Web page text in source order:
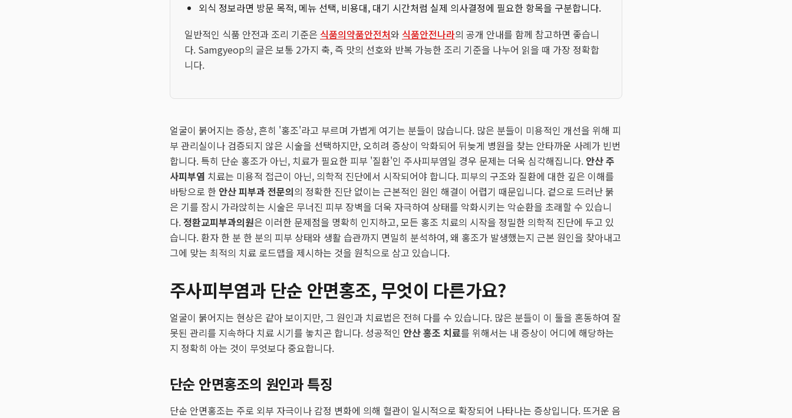
외식 정보라면 방문 목적, 메뉴 선택, 비용대, 대기 시간처럼 실제 의사결정에 필요한 항목을 구분합니다.
일반적인 식품 안전과 조리 기준은 식품의약품안전처와 식품안전나라의 공개 안내를 함께 참고하면 좋습니
다. Samgyeop의 글은 보통 2가지 축, 즉 맛의 선호와 반복 가능한 조리 기준을 나누어 읽을 때 가장 정확합
니다.
얼굴이 붉어지는 증상, 흔히 '홍조'라고 부르며 가볍게 여기는 분들이 많습니다. 많은 분들이 미용적인 개선을 위해 피
부 관리실이나 검증되지 않은 시술을 선택하지만, 오히려 증상이 악화되어 뒤늦게 병원을 찾는 안타까운 사례가 빈번
합니다. 특히 단순 홍조가 아닌, 치료가 필요한 피부 '질환'인 주사피부염일 경우 문제는 더욱 심각해집니다. 안산 주
사피부염 치료는 미용적 접근이 아닌, 의학적 진단에서 시작되어야 합니다. 피부의 구조와 질환에 대한 깊은 이해를
바탕으로 한 안산 피부과 전문의의 정확한 진단 없이는 근본적인 원인 해결이 어렵기 때문입니다. 겉으로 드러난 붉
은 기를 잠시 가라앉히는 시술은 무너진 피부 장벽을 더욱 자극하여 상태를 악화시키는 악순환을 초래할 수 있습니
다. 정환교피부과의원은 이러한 문제점을 명확히 인지하고, 모든 홍조 치료의 시작을 정밀한 의학적 진단에 두고 있
습니다. 환자 한 분 한 분의 피부 상태와 생활 습관까지 면밀히 분석하여, 왜 홍조가 발생했는지 근본 원인을 찾아내고
그에 맞는 최적의 치료 로드맵을 제시하는 것을 원칙으로 삼고 있습니다.
주사피부염과 단순 안면홍조, 무엇이 다른가요?
얼굴이 붉어지는 현상은 같아 보이지만, 그 원인과 치료법은 전혀 다를 수 있습니다. 많은 분들이 이 둘을 혼동하여 잘
못된 관리를 지속하다 치료 시기를 놓치곤 합니다. 성공적인 안산 홍조 치료를 위해서는 내 증상이 어디에 해당하는
지 정확히 아는 것이 무엇보다 중요합니다.
단순 안면홍조의 원인과 특징
단순 안면홍조는 주로 외부 자극이나 감정 변화에 의해 혈관이 일시적으로 확장되어 나타나는 증상입니다. 뜨거운 음